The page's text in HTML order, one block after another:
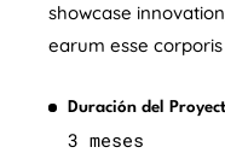
Duración del
3 meses
showcase
earum esse